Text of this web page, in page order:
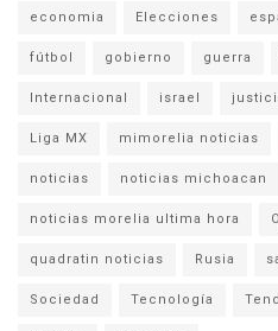
economia Elecciones
fútbol gobierno guerra
Internacional israel
Liga MX mimorelia noticias
noticias noticias michoacan
noticias morelia ultima hora
quadratin noticias Rusia
Sociedad Tecnología